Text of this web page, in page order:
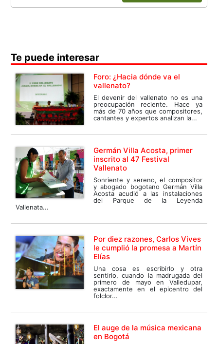
Te puede interesar
Foro: ¿Hacia dónde va el
vallenato?
El devenir del vallenato no es una
preocupación reciente. Hace ya
más de 70 años que compositores,
cantantes y expertos analizan la...
Germán Villa Acosta, primer
inscrito al 47 Festival
Vallenato
Sonriente y sereno, el compositor
y abogado bogotano Germán Villa
Acosta acudió a las instalaciones
del Parque de la Leyenda
Vallenata...
Por diez razones, Carlos Vives
le cumplió la promesa a Martín
Elías
Una cosa es escribirlo y otra
sentirlo, cuando la madrugada del
primero de mayo en Valledupar,
exactamente en el epicentro del
folclor...
El auge de la música mexicana
en Bogotá